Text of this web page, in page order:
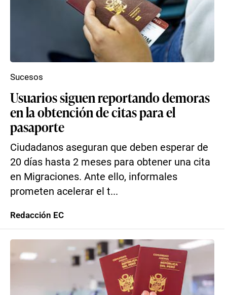
Usuarios siguen reportando demoras
en la obtención de citas para el
pasaporte
Ciudadanos aseguran que deben esperar de
20 días hasta 2 meses para obtener una cita
en Migraciones. Ante ello, informales
prometen acelerar el t...
Sucesos
Redacción EC